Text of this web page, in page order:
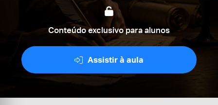
Conteúdo exclusivo para alunos
Assistir à aula